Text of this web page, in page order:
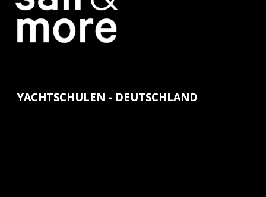
YACHTSCHULEN - DEUTSCHLAND